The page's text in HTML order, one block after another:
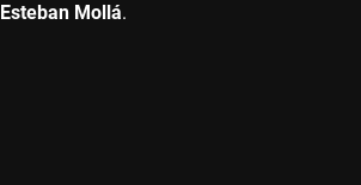
Esteban Mollá.